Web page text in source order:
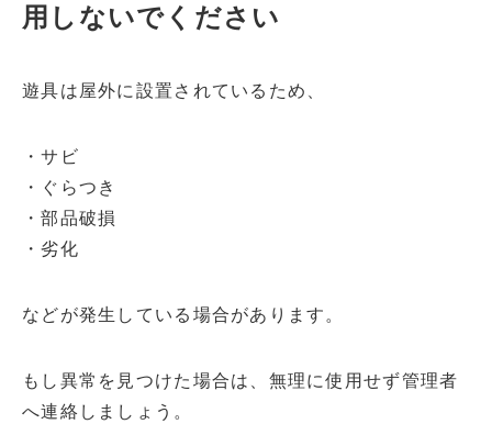
用しないでください
遊具は屋外に設置されているため、
・サビ
・ぐらつき
・部品破損
・劣化
などが発生している場合があります。
もし異常を見つけた場合は、無理に使用せず管理者
へ連絡しましょう。